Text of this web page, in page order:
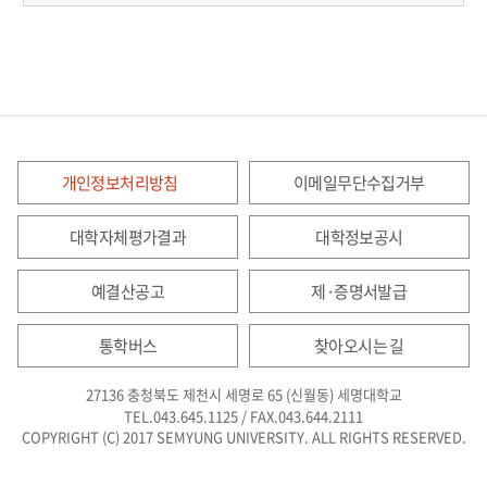
개인정보처리방침 이메일무단수집거부
대학자체평가결과 대학정보공시
예결산공고 제·증명서발급
통학버스 찾아오시는 길
27136 충청북도 제천시 세명로 65 (신월동) 세명대학교
TEL.043.645.1125 / FAX.043.644.2111
COPYRIGHT (C) 2017 SEMYUNG UNIVERSITY. ALL RIGHTS RESERVED.